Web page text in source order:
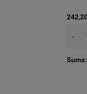
-
Suma: